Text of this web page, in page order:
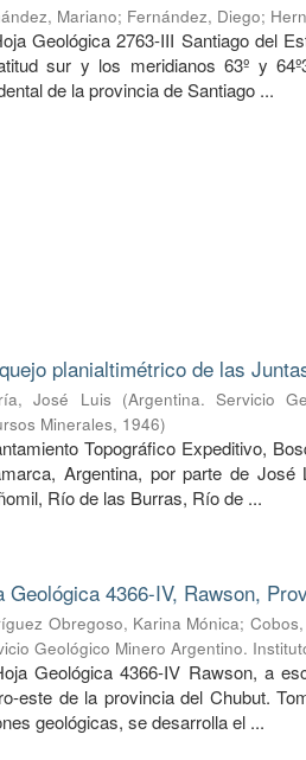
Mariano; Fernández, Diego;
Geológica 2763-III Santiago del
sur y los meridianos 63º y
de la provincia de Santiago ...
planialtimétrico de las
José Luis (Argentina. Servicio
Minerales, 1946)
Topográfico Expeditivo,
Argentina, por parte de
Río de las Burras, Río de ...
Geológica 4366-IV, Rawson,
Obregoso, Karina Mónica;
Geológico Minero Argentino.
Geológica 4366-IV Rawson, a
este de la provincia del Chubut.
geológicas, se desarrolla el ...